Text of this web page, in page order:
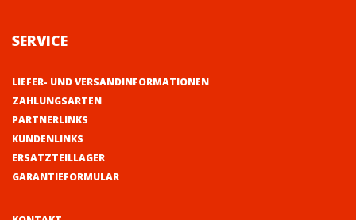
SERVICE
LIEFER- UND VERSANDINFORMATIONEN
ZAHLUNGSARTEN
PARTNERLINKS
KUNDENLINKS
ERSATZTEILLAGER
GARANTIEFORMULAR